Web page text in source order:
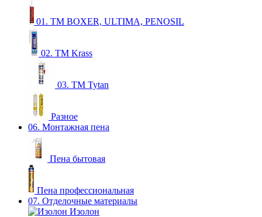
01. ТМ BOXER, ULTIMA, PENOSIL
02. ТМ Krass
03. ТМ Tytan
Разное
06. Монтажная пена
Пена бытовая
Пена профессиональная
07. Отделочные материалы
Изолон